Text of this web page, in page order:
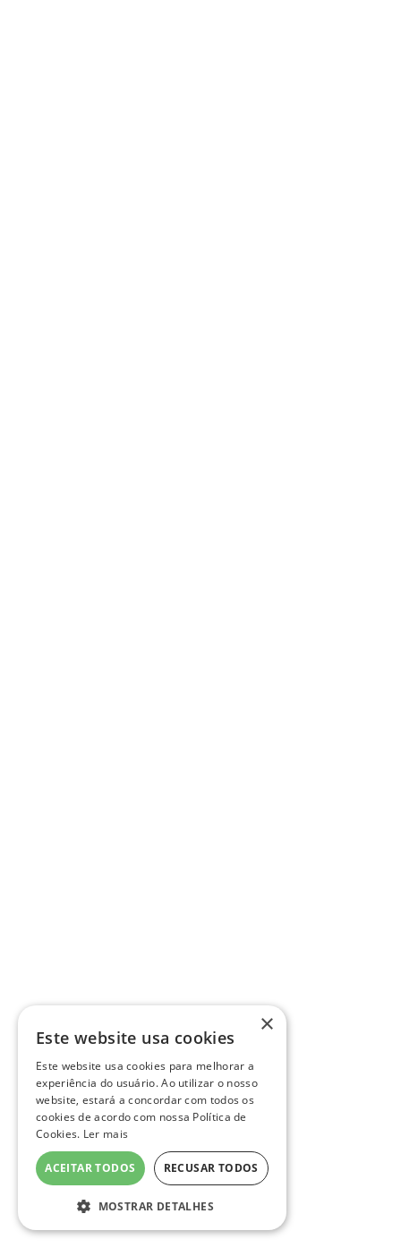
×
Este website usa cookies
Este website usa cookies para melhorar a
experiência do usuário. Ao utilizar o nosso
website, estará a concordar com todos os
cookies de acordo com nossa Política de
Cookies. Ler mais
ACEITAR TODOS RECUSAR TODOS
MOSTRAR DETALHES